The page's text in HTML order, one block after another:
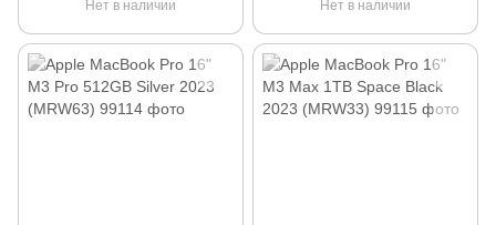
Нет в наличии Нет в наличии